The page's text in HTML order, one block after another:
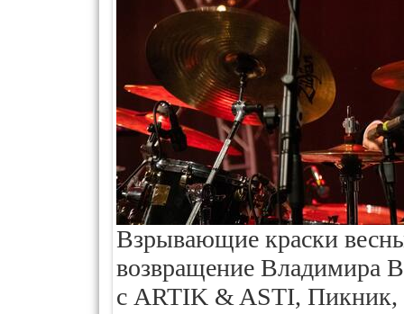
Взрывающие краски
возвращение Владимира
с ARTIK & ASTI,